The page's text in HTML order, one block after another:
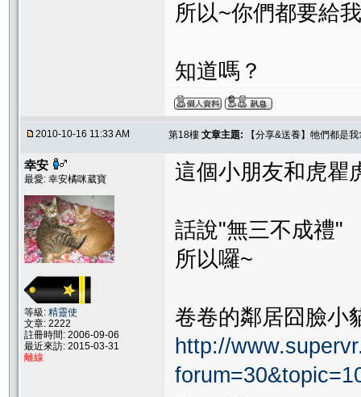
所以~你們都要給
知道嗎？
2010-10-16 11:33 AM 第18樓 文章主題: 【分享&送養】牠們都是
幸安
最愛: 幸安橘咪葳寶
等級: 精靈使
文章: 2222
註冊時間: 2006-09-06
最近來訪: 2015-03-31
離線
這個小朋友和虎瞿
話說"無三不成禮"
所以囉~
卷卷的鄰居囧臉小
http://